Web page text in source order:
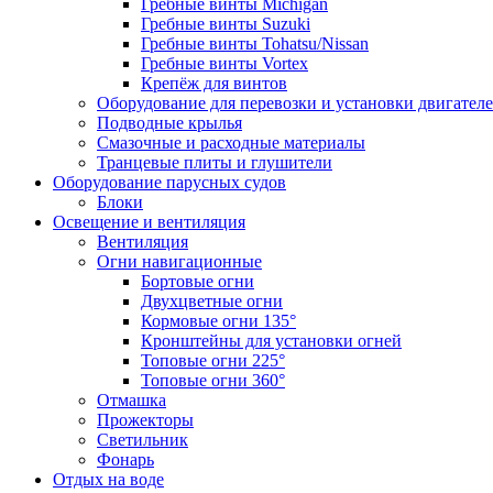
Гребные винты Michigan
Гребные винты Suzuki
Гребные винты Tohatsu/Nissan
Гребные винты Vortex
Крепёж для винтов
Оборудование для перевозки и установки
Подводные крылья
Смазочные и расходные материалы
Транцевые плиты и глушители
Оборудование парусных судов
Блоки
Освещение и вентиляция
Вентиляция
Огни навигационные
Бортовые огни
Двухцветные огни
Кормовые огни 135°
Кронштейны для установки огней
Топовые огни 225°
Топовые огни 360°
Отмашка
Прожекторы
Светильник
Фонарь
Отдых на воде